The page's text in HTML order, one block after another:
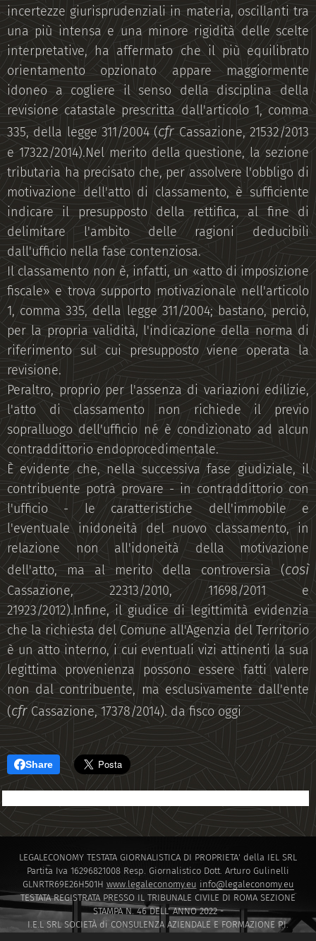
incertezze giurisprudenziali in materia, oscillanti tra
una più intensa e una minore rigidità delle scelte
interpretative, ha affermato che il più equilibrato
orientamento opzionato appare maggiormente
idoneo a cogliere il senso della disciplina della
revisione catastale prescritta dall'articolo 1, comma
335, della legge 311/2004 (cfr Cassazione, 21532/2013
e 17322/2014).Nel merito della questione, la sezione
tributaria ha precisato che, per assolvere l'obbligo di
motivazione dell'atto di classamento, è sufficiente
indicare il presupposto della rettifica, al fine di
delimitare l'ambito delle ragioni deducibili
dall'ufficio nella fase contenziosa.
Il classamento non è, infatti, un «atto di imposizione
fiscale» e trova supporto motivazionale nell'articolo
1, comma 335, della legge 311/2004; bastano, perciò,
per la propria validità, l'indicazione della norma di
riferimento sul cui presupposto viene operata la
revisione.
Peraltro, proprio per l'assenza di variazioni edilizie,
l'atto di classamento non richiede il previo
sopralluogo dell'ufficio né è condizionato ad alcun
contraddittorio endoprocedimentale.
È evidente che, nella successiva fase giudiziale, il
contribuente potrà provare - in contraddittorio con
l'ufficio - le caratteristiche dell'immobile e
l'eventuale inidoneità del nuovo classamento, in
relazione non all'idoneità della motivazione
dell'atto, ma al merito della controversia (così
Cassazione, 22313/2010, 11698/2011 e
21923/2012).Infine, il giudice di legittimità evidenzia
che la richiesta del Comune all'Agenzia del Territorio
è un atto interno, i cui eventuali vizi attinenti la sua
legittima provenienza possono essere fatti valere
non dal contribuente, ma esclusivamente dall'ente
(cfrCassazione, 17378/2014). da fisco oggi
Share
LEGALECONOMY TESTATA GIORNALISTICA DI PROPRIETA' della IEL SRL
Partita Iva 16296821008 Resp. Giornalistico Dott. Arturo Gulinelli
GLNRTR69E26H501H www.legaleconomy.eu info@legaleconomy.eu
TESTATA REGISTRATA PRESSO IL TRIBUNALE CIVILE DI ROMA SEZIONE
STAMPA N. 46 DELL' ANNO 2022 -
I.E.L SRL SOCIETÀ di CONSULENZA AZIENDALE E FORMAZIONE P.I.